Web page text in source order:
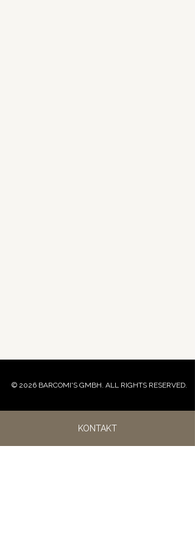
© 2026 BARCOMI'S GMBH. ALL RIGHTS RESERVED.
KONTAKT